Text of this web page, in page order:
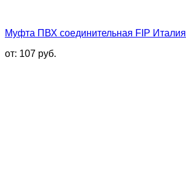
Муфта ПВХ соединительная FIP Италия
от: 107 руб.